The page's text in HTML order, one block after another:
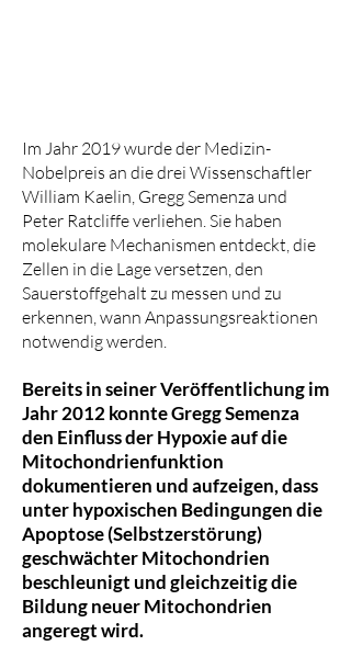
Im Jahr 2019 wurde der Medizin-
Nobelpreis an die drei Wissenschaftler
William Kaelin, Gregg Semenza und
Peter Ratcliffe verliehen. Sie haben
molekulare Mechanismen entdeckt, die
Zellen in die Lage versetzen, den
Sauerstoffgehalt zu messen und zu
erkennen, wann Anpassungsreaktionen
notwendig werden.
Bereits in seiner Veröffentlichung im
Jahr 2012 konnte Gregg Semenza
den Einfluss der Hypoxie auf die
Mitochondrienfunktion
dokumentieren und aufzeigen, dass
unter hypoxischen Bedingungen die
Apoptose (Selbstzerstörung)
geschwächter Mitochondrien
beschleunigt und gleichzeitig die
Bildung neuer Mitochondrien
angeregt wird.